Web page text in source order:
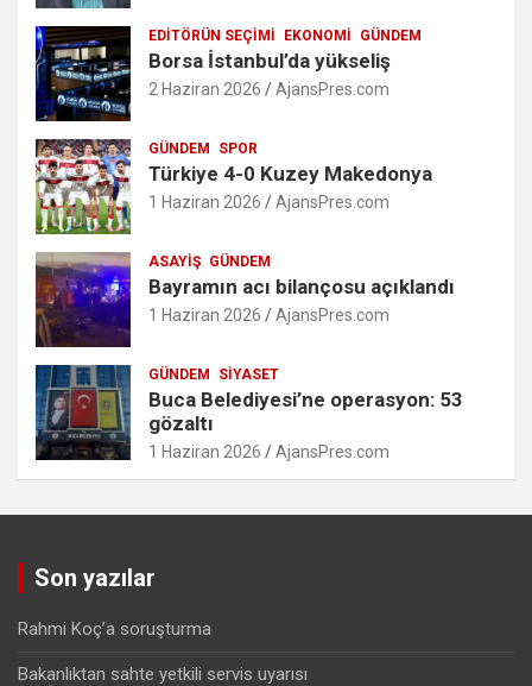
EDITÖRÜN SEÇIMI EKONOMI GÜNDEM
Borsa İstanbul’da yükseliş
2 Haziran 2026 AjansPres.com
GÜNDEM SPOR
Türkiye 4-0 Kuzey Makedonya
1 Haziran 2026 AjansPres.com
ASAYIŞ GÜNDEM
Bayramın acı bilançosu açıklandı
1 Haziran 2026 AjansPres.com
GÜNDEM SIYASET
Buca Belediyesi’ne operasyon: 53
gözaltı
1 Haziran 2026 AjansPres.com
Son yazılar
Rahmi Koç’a soruşturma
Bakanlıktan sahte yetkili servis uyarısı